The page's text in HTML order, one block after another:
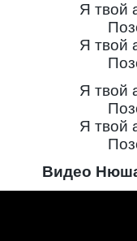
Я твой
Я твой
Я твой
Я твой
Видео